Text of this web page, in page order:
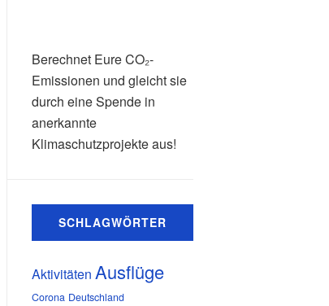
Berechnet Eure CO₂-
Emissionen und gleicht sie
durch eine Spende in
anerkannte
Klimaschutzprojekte aus!
SCHLAGWÖRTER
Aktivitäten Ausflüge
Corona Deutschland